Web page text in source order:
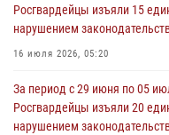
В региональном управлении
приуроченный к празднику
28 июля 2026, 14:56
Росгвардейцы изъяли 15
нарушением
16 июля 2026, 05:20
За период с 29 июня по 05
Росгвардейцы изъяли 20
нарушением